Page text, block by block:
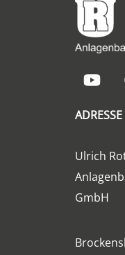
ADRESSE
Ulrich
GmbH